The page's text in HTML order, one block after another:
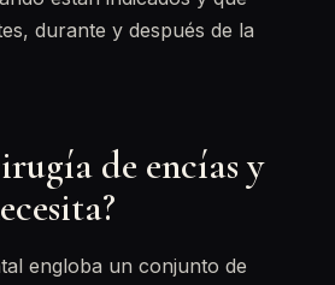
durante y después de la
de encías y
engloba un conjunto de